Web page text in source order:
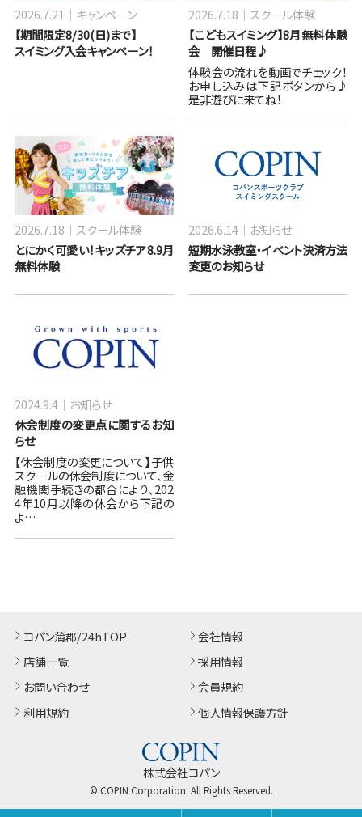
【期間限定8/30(日)まで】
スイミング入会キャンペーン！
2026.7.21
キャンペーン
【こどもスイミング】8月無料体験
会 開催日程♪
2026.7.18 スクール体験
体験会の流れを動画でチェック！
お申し込みは下記ボタンから♪
是非遊びに来てね！
とにかく可愛い！キッズチア8.9月
無料体験
2026.7.18
スクール体験
短期水泳教室・イベント決済方法
変更のお知らせ
2026.6.14 お知らせ
休会制度の変更点に関するお知
らせ
2024.9.4 お知らせ
【休会制度の変更について】子供
スクールの休会制度について、金
融機関手続きの都合により、202
4年10月以降の休会から下記の
よ…
コパン蒲郡/24hTOP
店舗一覧
お問い合わせ
利用規約
会社情報
採用情報
会員規約
個人情報保護方針
株式会社コパン
© COPIN Corporation. All Rights Reserved.